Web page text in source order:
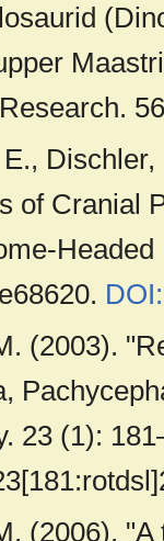
of Cranial
(2003).
23 (1):
(2006).